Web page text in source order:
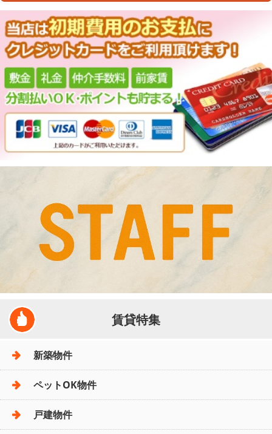
賃貸特集
新築物件
ペットOK物件
戸建物件